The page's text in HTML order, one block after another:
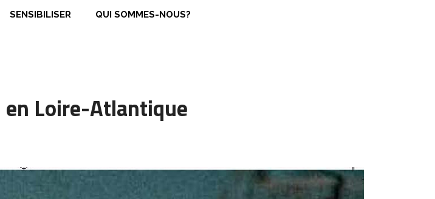
SENSIBILISER QUI SOMMES-NOUS?
en Loire-Atlantique